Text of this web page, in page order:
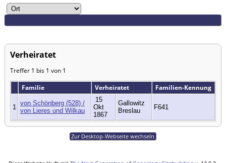
Verheiratet
Treffer 1 bis 1 von 1
Familie
Verheiratet Familien-Kennung
1
von Schönberg (528) /
von Lieres und Wilkau
15
Okt
1867
Gallowitz
Breslau
F641
Zur Desktop-Webseite wechseln